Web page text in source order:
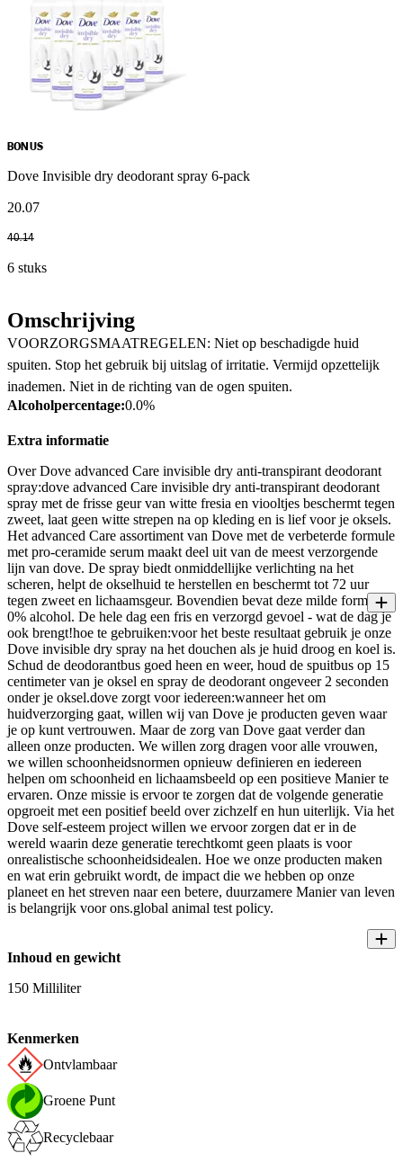
BONUS
Dove Invisible dry deodorant spray 6-pack
20.07
40.14
6 stuks
Omschrijving
VOORZORGSMAATREGELEN: Niet op beschadigde huid
spuiten. Stop het gebruik bij uitslag of irritatie. Vermijd opzettelijk
inademen. Niet in de richting van de ogen spuiten.
Alcoholpercentage:0.0%
Extra informatie
Over Dove advanced Care invisible dry anti-transpirant deodorant
spray:dove advanced Care invisible dry anti-transpirant deodorant
spray met de frisse geur van witte fresia en viooltjes beschermt tegen
zweet, laat geen witte strepen na op kleding en is lief voor je oksels.
Het advanced Care assortiment van Dove met de verbeterde formule
met pro-ceramide serum maakt deel uit van de meest verzorgende
lijn van dove. De spray biedt onmiddellijke verlichting na het
scheren, helpt de okselhuid te herstellen en beschermt tot 72 uur
tegen zweet en lichaamsgeur. Bovendien bevat deze milde formule
0% alcohol. De hele dag een fris en verzorgd gevoel - wat de dag je
ook brengt!hoe te gebruiken:voor het beste resultaat gebruik je onze
Dove invisible dry spray na het douchen als je huid droog en koel is.
Schud de deodorantbus goed heen en weer, houd de spuitbus op 15
centimeter van je oksel en spray de deodorant ongeveer 2 seconden
onder je oksel.dove zorgt voor iedereen:wanneer het om
huidverzorging gaat, willen wij van Dove je producten geven waar
je op kunt vertrouwen. Maar de zorg van Dove gaat verder dan
alleen onze producten. We willen zorg dragen voor alle vrouwen,
we willen schoonheidsnormen opnieuw definieren en iedereen
helpen om schoonheid en lichaamsbeeld op een positieve Manier te
ervaren. Onze missie is ervoor te zorgen dat de volgende generatie
opgroeit met een positief beeld over zichzelf en hun uiterlijk. Via het
Dove self-esteem project willen we ervoor zorgen dat er in de
wereld waarin deze generatie terechtkomt geen plaats is voor
onrealistische schoonheidsidealen. Hoe we onze producten maken
en wat erin gebruikt wordt, de impact die we hebben op onze
planeet en het streven naar een betere, duurzamere Manier van leven
is belangrijk voor ons.global animal test policy.
Inhoud en gewicht
150 Milliliter
Kenmerken
Ontvlambaar
Groene Punt
Recyclebaar